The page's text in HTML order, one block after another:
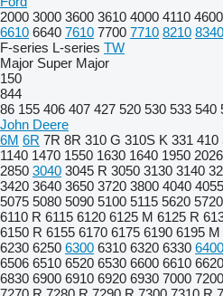
2000 3000 3600 3610 4000 4110 4600
6610 6640 7610 7700 7710 8210 8340
F-series L-series TW
Major Super Major
150
844
86 155 406 407 427 520 530 533 540
John Deere
6M 6R 7R 8R 310 G 310S K 331 410
1140 1470 1550 1630 1640 1950
2850 3040 3045 R 3050 3130 3140
3420 3640 3650 3720 3800 4040 4055
5075 5080 5090 5100 5115 5620 5720
6110 R 6115 6120 6125 M 6125 R
6150 R 6155 6170 6175 6190 6195 M
6230 6250 6300 6310 6320 6330 6400
6506 6510 6520 6530 6600 6610 6620
6830 6900 6910 6920 6930 7000 7200